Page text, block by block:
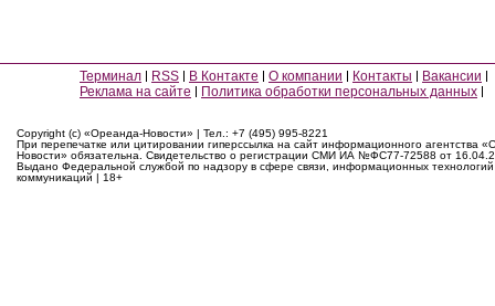
Терминал RSS В Контакте О компании Контакты
Вакансии
Реклама на сайте
Политика обработки персональных данных
Copyright (c) «Ореанда-Новости» | Тел.: +7 (495) 995-8221
При перепечатке или цитировании гиперссылка на сайт информационного агентства
Новости» обязательна. Свидетельство о регистрации СМИ ИА №ФС77-72588 от
Выдано Федеральной службой по надзору в сфере связи, информационных
коммуникаций | 18+